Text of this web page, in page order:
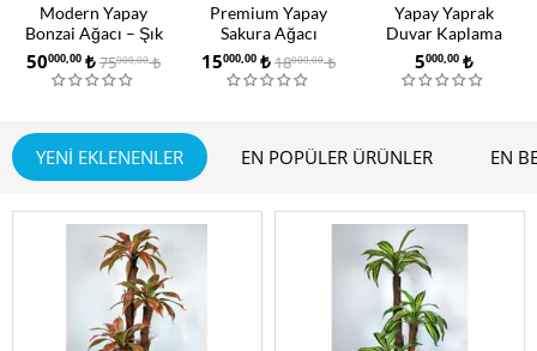
Modern Yapay
Bonzai Ağacı – Şık
Saksılı Bonsai
Dekorasyonu
50000,00 ₺75000,00 ₺
Premium Yapay
Sakura Ağacı
15000,00 ₺18000,00 ₺
Yapay Yaprak
Duvar Kaplama
5000,00 ₺
YENI EKLENENLER EN POPÜLER ÜRÜNLER EN